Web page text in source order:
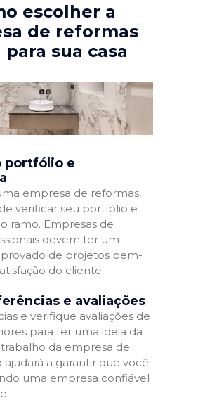
escolher a
de reformas
sua casa
portfólio e
empresa de reformas,
verificar seu portfólio e
ramo. Empresas de
devem ter um
de projetos bem-
do cliente.
e avaliações
e verifique avaliações de
para ter uma ideia da
da empresa de
ajudará a garantir que você
uma empresa confiável